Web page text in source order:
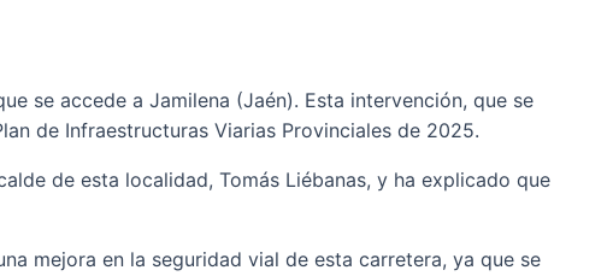
se accede a Jamilena (Jaén). Esta intervención, que se
de Infraestructuras Viarias Provinciales de 2025.
de esta localidad, Tomás Liébanas, y ha explicado que
mejora en la seguridad vial de esta carretera, ya que se